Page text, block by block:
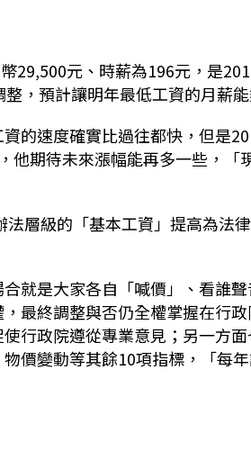
29,500元、時薪為196元，是
，預計讓明年最低工資的月薪
的速度確實比過往都快，但是
他期待未來漲幅能再多一些，「
層級的「基本工資」提高為法律
就是大家各自「喊價」、看誰
最終調整與否仍全權掌握在行
行政院遵從專業意見；另一方
價變動等其餘10項指標，「每